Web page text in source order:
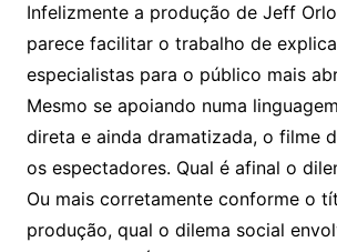
Infelizmente a produção de Jeff
parece facilitar o trabalho de
especialistas para o público mais
Mesmo se apoiando numa
direta e ainda dramatizada, o filme
os espectadores. Qual é afinal o
Ou mais corretamente conforme o
produção, qual o dilema social